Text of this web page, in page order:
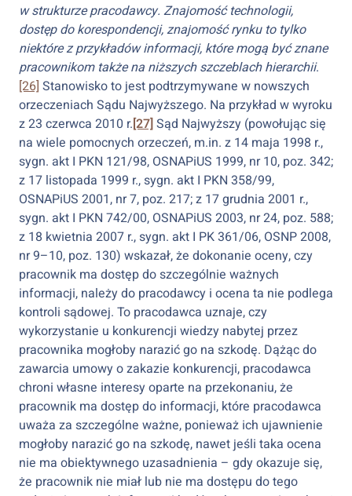
w strukturze pracodawcy. Znajomość technologii,
dostęp do korespondencji, znajomość rynku to tylko
niektóre z przykładów informacji, które mogą być znane
pracownikom także na niższych szczeblach hierarchii.
[26] Stanowisko to jest podtrzymywane w nowszych
orzeczeniach Sądu Najwyższego. Na przykład w wyroku
z 23 czerwca 2010 r.[27]Sąd Najwyższy (powołując się
na wiele pomocnych orzeczeń, m.in. z 14 maja 1998 r.,
sygn. akt I PKN 121/98, OSNAPiUS 1999, nr 10, poz. 342;
z 17 listopada 1999 r., sygn. akt I PKN 358/99,
OSNAPiUS 2001, nr 7, poz. 217; z 17 grudnia 2001 r.,
sygn. akt I PKN 742/00, OSNAPiUS 2003, nr 24, poz. 588;
z 18 kwietnia 2007 r., sygn. akt I PK 361/06, OSNP 2008,
nr 9–10, poz. 130) wskazał, że dokonanie oceny, czy
pracownik ma dostęp do szczególnie ważnych
informacji, należy do pracodawcy i ocena ta nie podlega
kontroli sądowej. To pracodawca uznaje, czy
wykorzystanie u konkurencji wiedzy nabytej przez
pracownika mogłoby narazić go na szkodę. Dążąc do
zawarcia umowy o zakazie konkurencji, pracodawca
chroni własne interesy oparte na przekonaniu, że
pracownik ma dostęp do informacji, które pracodawca
uważa za szczególne ważne, ponieważ ich ujawnienie
mogłoby narazić go na szkodę, nawet jeśli taka ocena
nie ma obiektywnego uzasadnienia – gdy okazuje się,
że pracownik nie miał lub nie ma dostępu do tego